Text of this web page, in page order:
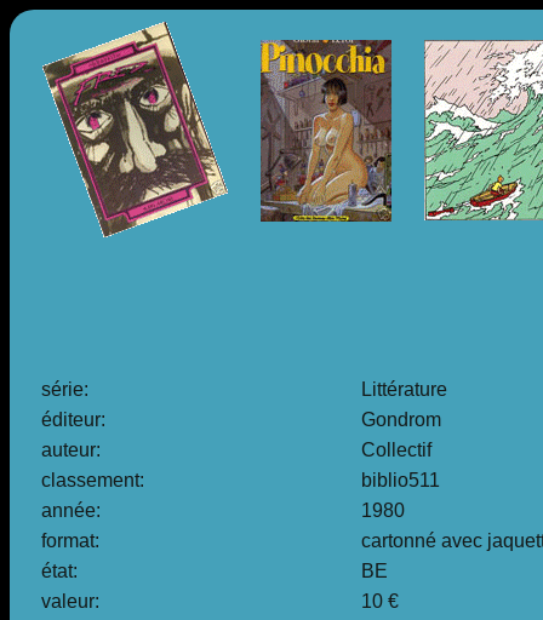
série:
Littérature
éditeur:
Gondrom
auteur:
Collectif
classement:
biblio511
année:
1980
format:
cartonné avec
état:
BE
valeur:
10 €